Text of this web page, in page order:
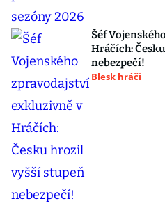
Šéf
Hráčích:
nebezpečí!
Blesk hráči